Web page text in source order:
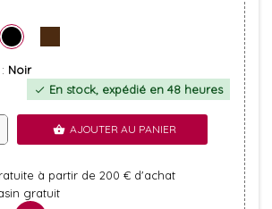
Noir
check En stock, expédié en 48 heures
shopping_basket AJOUTER AU PANIER
à partir de 200 € d'achat
gratuit